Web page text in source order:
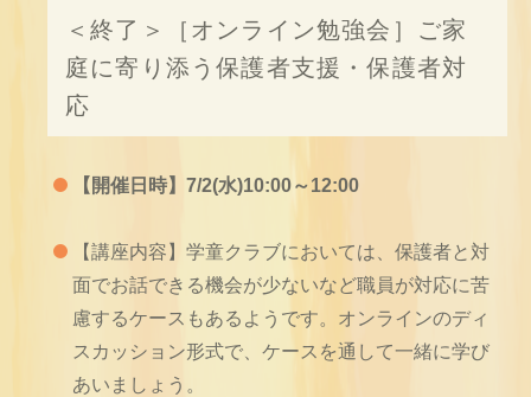
＜終了＞［オンライン勉強会］ご家
庭に寄り添う保護者支援・保護者対
応
【開催日時】7/2(水)10:00～12:00
【講座内容】学童クラブにおいては、保護者と対
面でお話できる機会が少ないなど職員が対応に苦
慮するケースもあるようです。オンラインのディ
スカッション形式で、ケースを通して一緒に学び
あいましょう。